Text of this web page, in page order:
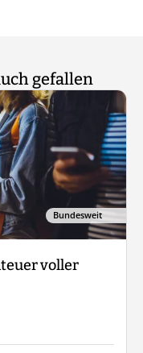
gefallen
Bundesweit
voller